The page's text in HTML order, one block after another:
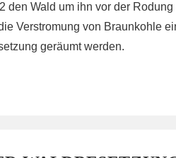
den Wald um ihn vor der
Verstromung von Braunkohle
geräumt werden.